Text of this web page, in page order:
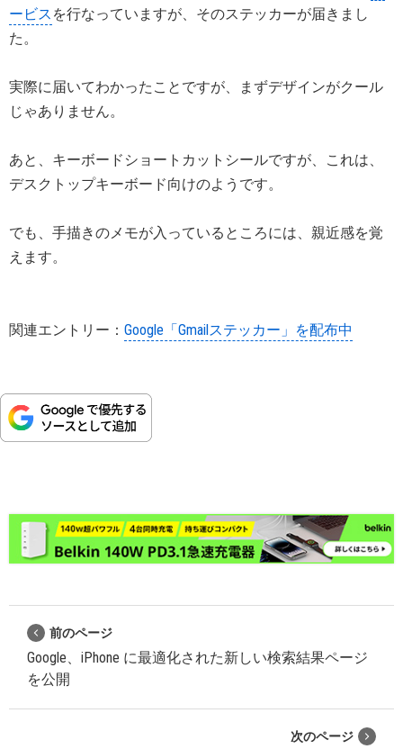
ービス を行なっていますが、そのステッカーが届きまし
た。
実際に届いてわかったことですが、まずデザインがクール
じゃありません。
あと、キーボードショートカットシールですが、これは、
デスクトップキーボード向けのようです。
でも、手描きのメモが入っているところには、親近感を覚
えます。
関連エントリー： Google「Gmailステッカー」を配布中
前のページ
Google、iPhone に最適化された新しい検索結果ページ
を公開
次のページ